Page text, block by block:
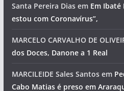
Santa Pereira Diasem Em Ibaté
estou com Coronavírus”,
MARCELO CARVALHO DE
dos Doces, Danone a 1 Real
MARCILEIDE Sales Santosem
Cabo Matias é preso em